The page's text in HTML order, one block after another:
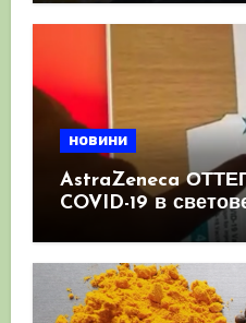
новини
AstraZeneca
COVID-19 в
като призна, че те